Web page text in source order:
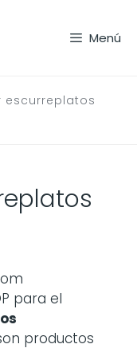
Menú
escurreplatos
para el
productos